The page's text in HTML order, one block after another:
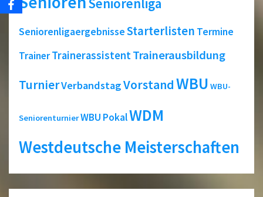
SeniorenligaergebnisseStarterlisten Termine
TrainerTrainerassistent Trainerausbildung
TurnierVerbandstagVorstandWBU WBU-
SeniorenturnierWBU PokalWDM
Westdeutsche Meisterschaften